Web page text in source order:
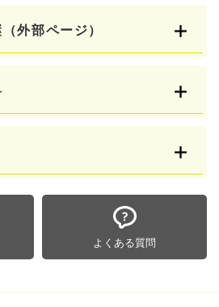
外部ページ）
よくある質問